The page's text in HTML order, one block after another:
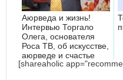
Аюрведа и жизнь!
Интервью Торгало
Олега, основателя
Роса ТВ, об искусстве,
аюрведе и счастье
[shareaholic